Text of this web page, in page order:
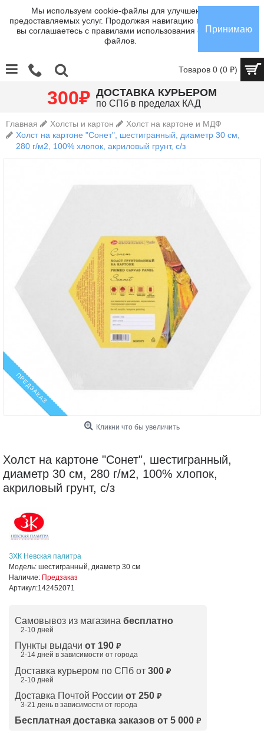
Мы используем cookie-файлы для улучшения
предоставляемых услуг. Продолжая навигацию по сайту,
вы соглашаетесь с правилами использования cookie-
файлов.
Принимаю
Товаров 0 (0 ₽)
300₽ ДОСТАВКА КУРЬЕРОМ
по СПб в пределах КАД
Главная Холсты и картон
Холст на картоне и МДФ
Холст на картоне "Сонет", шестигранный, диаметр 30 см,
280 г/м2, 100% хлопок, акриловый грунт, с/з
ПРЕДЗАКАЗ
Кликни что бы увеличить
Холст на картоне "Сонет", шестигранный,
диаметр 30 см, 280 г/м2, 100% хлопок,
акриловый грунт, с/з
ЗХК Невская палитра
Модель: шестигранный, диаметр 30 см
Наличие: Предзаказ
Артикул:142452071
Самовывоз из магазина бесплатно
2-10 дней
Пункты выдачи от 190 ₽
2-14 дней в зависимости от города
Доставка курьером по СПб от 300 ₽
2-10 дней
Доставка Почтой России от 250 ₽
3-21 день в зависимости от города
Бесплатная доставка заказов от 5 000 ₽